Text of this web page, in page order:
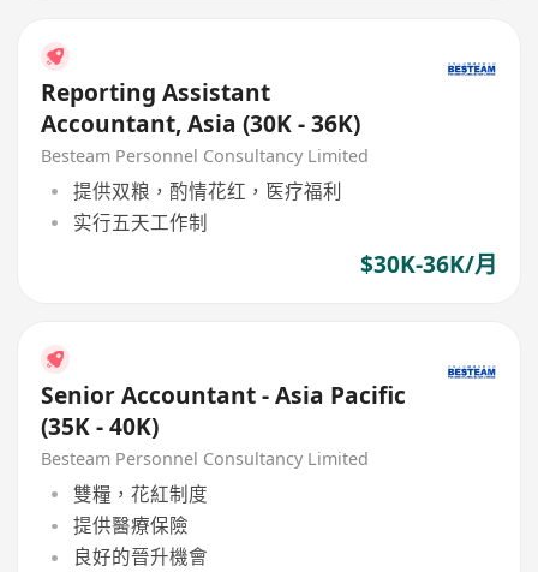
Reporting Assistant
Accountant, Asia (30K - 36K)
Besteam Personnel Consultancy Limited
提供双粮，酌情花红，医疗福利
实行五天工作制
$30K-36K/月
Senior Accountant - Asia Pacific
(35K - 40K)
Besteam Personnel Consultancy Limited
雙糧，花紅制度
提供醫療保險
良好的晉升機會